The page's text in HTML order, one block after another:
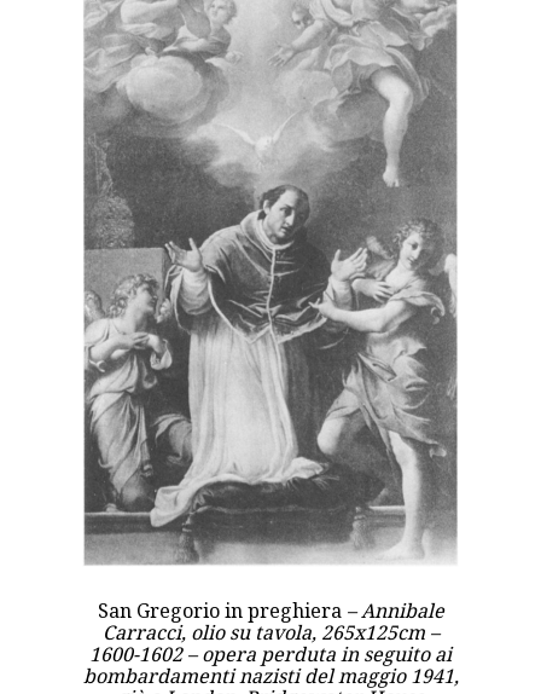
San Gregorio in preghiera– Annibale
Carracci, olio su tavola, 265x125cm –
1600-1602 – opera perduta in seguito ai
bombardamenti nazisti del maggio 1941,